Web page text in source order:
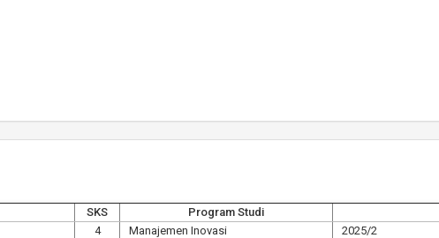
SKS Program Studi
4 Manajemen Inovasi
2025/2